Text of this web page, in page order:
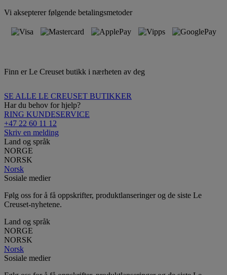
Vi aksepterer følgende betalingsmetoder
Finn er Le Creuset butikk i nærheten av deg
SE ALLE LE CREUSET BUTIKKER
Har du behov for hjelp?
RING KUNDESERVICE
+47 22 60 11 12
Skriv en melding
Land og språk
NORGE
NORSK
Norsk
Sosiale medier
Følg oss for å få oppskrifter, produktlanseringer og de siste Le
Creuset-nyhetene.
Land og språk
NORGE
NORSK
Norsk
Sosiale medier